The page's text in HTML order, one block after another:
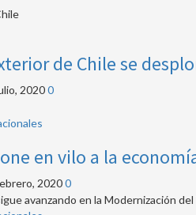
de Chile se
20200
en vilo a la
20200